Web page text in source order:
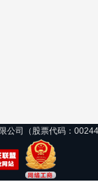
公司（股票代码：